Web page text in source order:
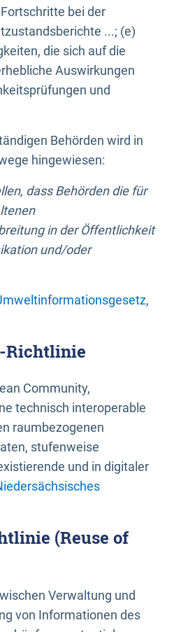
bei der
...; (e)
die sich auf die
Auswirkungen
und
Behörden wird in
hingewiesen:
dass Behörden die für
in der Öffentlichkeit
und/oder
,
Richtlinie
Community,
technisch interoperable
raumbezogenen
stufenweise
und in digitaler
(Reuse of
Verwaltung und
von Informationen des